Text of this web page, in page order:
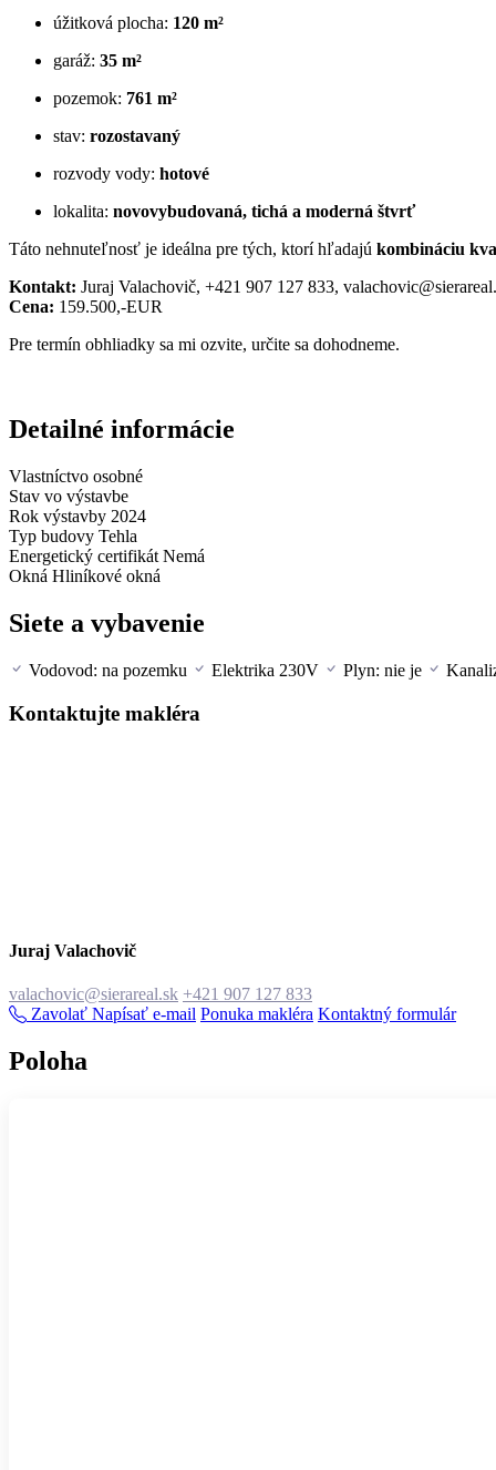
úžitková plocha: 120 m²
garáž: 35 m²
pozemok: 761 m²
stav: rozostavaný
rozvody vody: hotové
lokalita: novovybudovaná, tichá a moderná štvrť
Táto nehnuteľnosť je ideálna pre tých, ktorí hľadajú kombináciu
Kontakt: Juraj Valachovič, +421 907 127 833,
Cena: 159.500,-EUR
Pre termín obhliadky sa mi ozvite, určite sa dohodneme.
Detailné informácie
Vlastníctvo osobné
Stav vo výstavbe
Rok výstavby 2024
Typ budovy Tehla
Energetický certifikát Nemá
Okná Hliníkové okná
Siete a vybavenie
Vodovod: na pozemku Elektrika 230V Plyn: nie je
Kontaktujte makléra
Juraj Valachovič
valachovic@sierareal.sk +421 907 127 833
Zavolať Napísať e-mail Ponuka makléra Kontaktný formulár
Poloha